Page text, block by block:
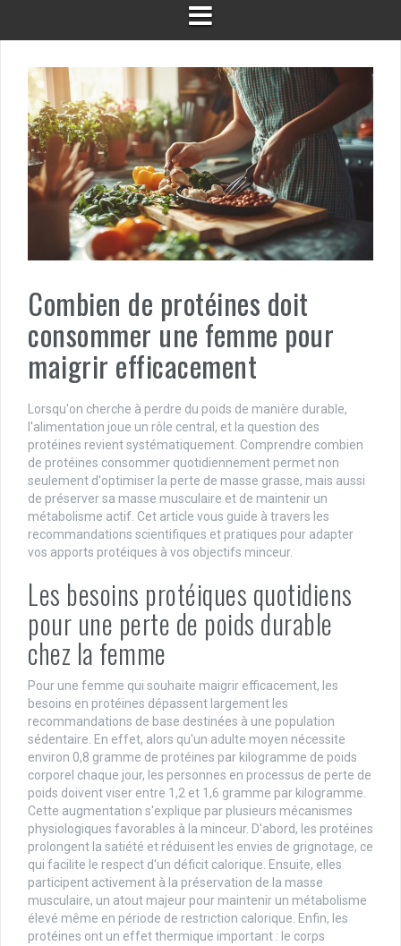
Combien de protéines doit
consommer une femme pour
maigrir efficacement
Lorsqu'on cherche à perdre du poids de manière durable,
l'alimentation joue un rôle central, et la question des
protéines revient systématiquement. Comprendre combien
de protéines consommer quotidiennement permet non
seulement d'optimiser la perte de masse grasse, mais aussi
de préserver sa masse musculaire et de maintenir un
métabolisme actif. Cet article vous guide à travers les
recommandations scientifiques et pratiques pour adapter
vos apports protéiques à vos objectifs minceur.
Les besoins protéiques quotidiens
pour une perte de poids durable
chez la femme
Pour une femme qui souhaite maigrir efficacement, les
besoins en protéines dépassent largement les
recommandations de base destinées à une population
sédentaire. En effet, alors qu'un adulte moyen nécessite
environ 0,8 gramme de protéines par kilogramme de poids
corporel chaque jour, les personnes en processus de perte de
poids doivent viser entre 1,2 et 1,6 gramme par kilogramme.
Cette augmentation s'explique par plusieurs mécanismes
physiologiques favorables à la minceur. D'abord, les protéines
prolongent la satiété et réduisent les envies de grignotage, ce
qui facilite le respect d'un déficit calorique. Ensuite, elles
participent activement à la préservation de la masse
musculaire, un atout majeur pour maintenir un métabolisme
élevé même en période de restriction calorique. Enfin, les
protéines ont un effet thermique important : le corps